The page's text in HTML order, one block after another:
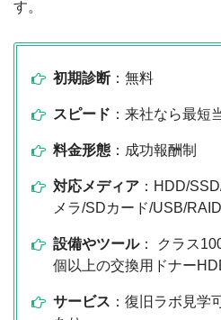
す。
初期診断 ：無料
スピード ：来社なら最短
料金形態 ：成功報酬制
対応メディア ：HDD/
メラ/SDカード/USB/
設備やツール： クラス
個以上の交換用ドナー
サービス ：復旧ラボ見